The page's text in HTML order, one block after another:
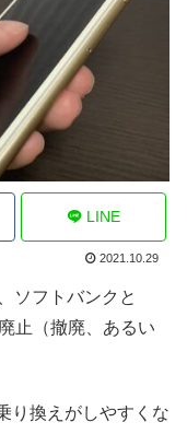
LINE
2021.10.29
ソフトバンクと
止（撤廃、あるい
り換えがしやすくな